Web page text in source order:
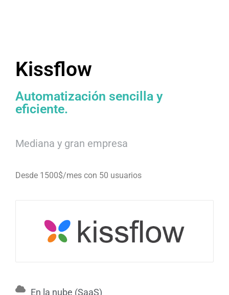
Kissflow
Automatización sencilla y
eficiente.
Mediana y gran empresa
Desde 1500$/mes con 50 usuarios
En la nube (SaaS)